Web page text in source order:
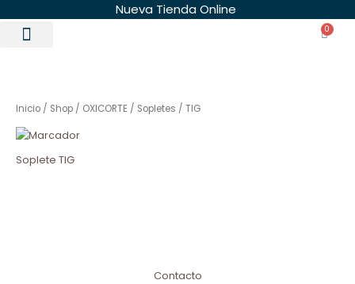
contenido
Nueva Tienda Online
0
Inicio/ Shop/ OXICORTE/ Sopletes / TIG
Soplete TIG
Contacto